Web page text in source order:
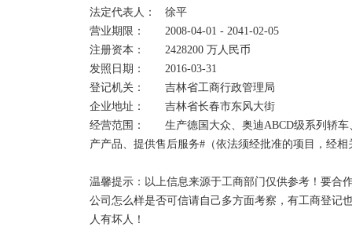
法定代表人：	徐平
营业期限：	2008-04-01 - 2041-02-05
注册资本：	2428200 万人民币
发照日期：	2016-03-31
登记机关：	吉林省工商行政管理局
企业地址：	吉林省长春市东风大街
经营范围：	生产德国大众、奥迪ABCD级系列轿车、奥迪V6系列发动机及其总成、零部件，并销售自
产产品、提供售后服务#（依法须经批准的项目，经
温馨提示：以上信息来源于工商部门仅供参考！要合
公司怎么样是否可信请自己多方面考察，有工商登记
人有坏人！